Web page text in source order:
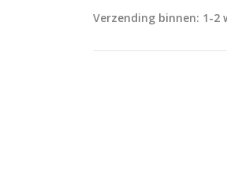
Verzending binnen: 1-2